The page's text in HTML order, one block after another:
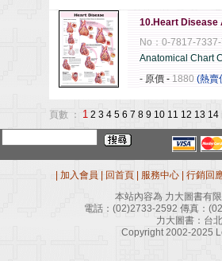
10.Heart Disease
No：0-7817-
Anatomical Chart
- 原價 - 1880 (熱賣
頁數 ： 1 2 3 4 5 6 7 8 9 10 11 12 13 14
加入會員 回首頁 服務中心
行銷回
本站內容為 力大圖書有
電話： (02)2733-2592 傳真：
力大圖書：台
Copyright 2002-2025